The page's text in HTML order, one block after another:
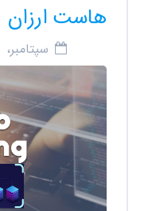
هاست ارزان
سپتامبر، 11، 2020